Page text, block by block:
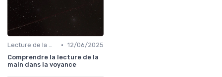
Lecture de la main • 12/06/2025
Comprendre la lecture de la
main dans la voyance